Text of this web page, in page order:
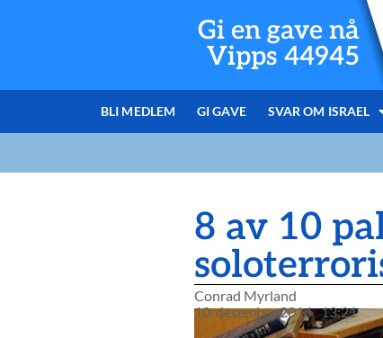
Gi en gave nå
Vipps 44945
BLI MEDLEM GI GAVE SVAR OM ISRAEL
8 av 10
Conrad Myrland
10. desember 2014 13:21